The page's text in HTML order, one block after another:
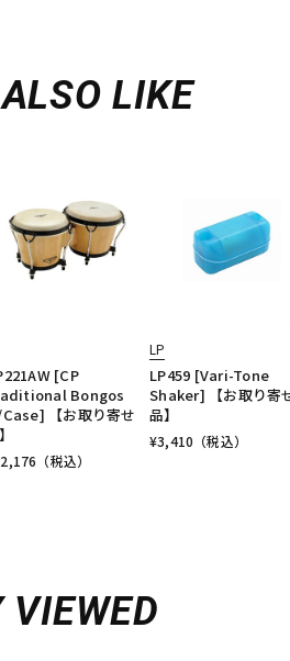
LIKE
[CP
Bongos
【お取り寄せ
（税込）
LP
LP459 [Vari-Tone
Shaker] 【お取り寄
品】
¥3,410 （税込）
VIEWED